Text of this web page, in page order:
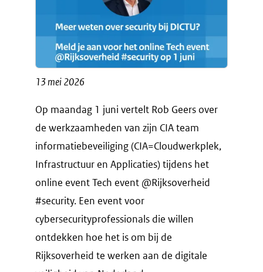
13 mei 2026
Op maandag 1 juni vertelt Rob Geers over
de werkzaamheden van zijn CIA team
informatiebeveiliging (CIA=Cloudwerkplek,
Infrastructuur en Applicaties) tijdens het
online event Tech event @Rijksoverheid
#security. Een event voor
cybersecurityprofessionals die willen
ontdekken hoe het is om bij de
Rijksoverheid te werken aan de digitale